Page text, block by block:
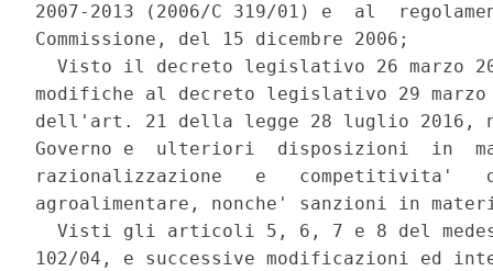
2007-2013 (2006/C 319/01) e  al
Commissione, del 15 dicembre 2006;
Visto il decreto legislativo 26 marzo
modifiche al decreto legislativo 29
dell'art. 21 della legge 28 luglio 2016,
Governo e  ulteriori  disposizioni  in
razionalizzazione   e   competitivita'
agroalimentare, nonche' sanzioni in
Visti gli articoli 5, 6, 7 e 8 del
102/04, e successive modificazioni ed